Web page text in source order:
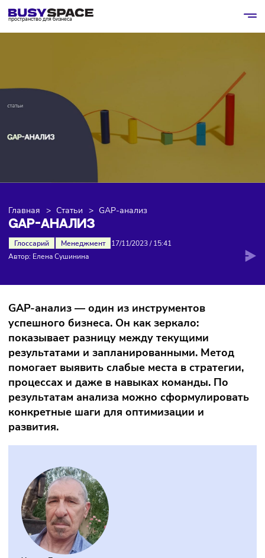
пространство для бизнеса
GAP-АНАЛИЗ
Автор: Елена Сушинина
GAP-анализ — один из инструментов
успешного бизнеса. Он как зеркало:
показывает разницу между текущими
результатами и запланированными. Метод
помогает выявить слабые места в
процессах и даже в навыках команды. По
результатам анализа можно
развития.